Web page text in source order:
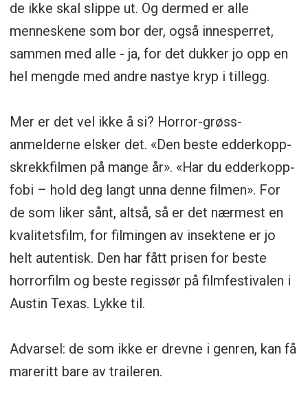
de ikke skal slippe ut. Og dermed er alle
menneskene som bor der, også innesperret,
sammen med alle - ja, for det dukker jo opp en
hel mengde med andre nastye kryp i tillegg.
Mer er det vel ikke å si? Horror-grøss-
anmelderne elsker det. «Den beste edderkopp-
skrekkfilmen på mange år». «Har du edderkopp-
fobi – hold deg langt unna denne filmen». For
de som liker sånt, altså, så er det nærmest en
kvalitetsfilm, for filmingen av insektene er jo
helt autentisk. Den har fått prisen for beste
horrorfilm og beste regissør på filmfestivalen i
Austin Texas. Lykke til.
Advarsel: de som ikke er drevne i genren, kan få
mareritt bare av traileren.